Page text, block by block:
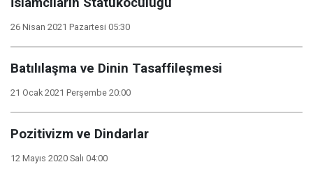
26 Nisan 2021 Pazartesi 05:30
Batılılaşma ve Dinin Tasaffileşmesi
21 Ocak 2021 Perşembe 20:00
Pozitivizm ve Dindarlar
12 Mayıs 2020 Salı 04:00